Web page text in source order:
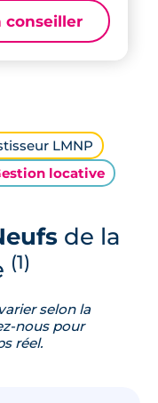
conseiller
LMNP
locative
de la
(1)
selon la
nous pour
réel.